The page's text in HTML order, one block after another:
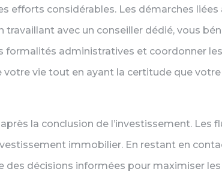
efforts considérables. Les démarches liées
avec un conseiller dédié, vous
formalités administratives et coordonner
vie tout en ayant la certitude que
la conclusion de l’investissement. Les
immobilier. En restant en
décisions informées pour maximiser